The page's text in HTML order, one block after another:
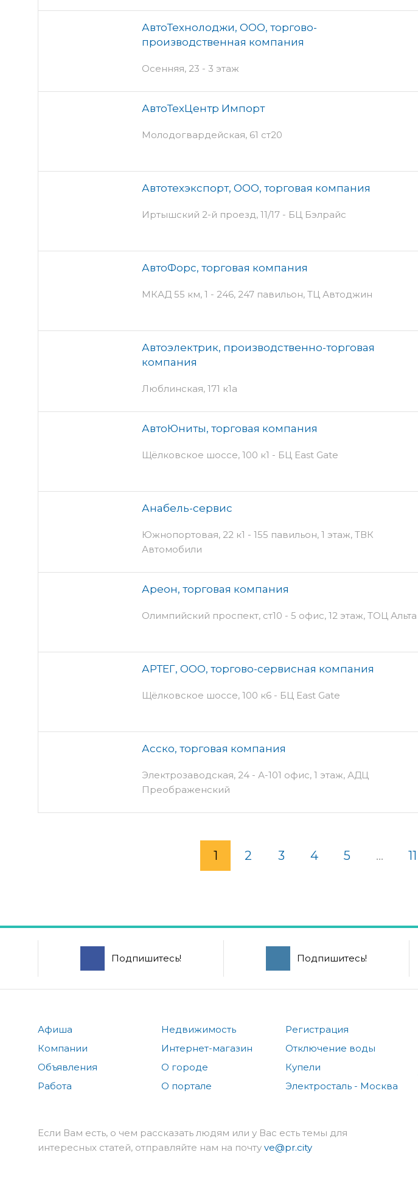
АвтоТехнолоджи, ООО, торгово-
производственная компания
Осенняя, 23 - 3 этаж
АвтоТехЦентр Импорт
Молодогвардейская, 61 ст20
Автотехэкспорт, ООО, торговая компания
Иртышский 2-й проезд, 11/17 - БЦ Бэлрайс
АвтоФорс, торговая компания
МКАД 55 км, 1 - 246, 247 павильон, ТЦ Автоджин
Автоэлектрик, производственно-торговая
компания
Люблинская, 171 к1а
АвтоЮниты, торговая компания
Щёлковское шоссе, 100 к1 - БЦ East Gate
Анабель-сервис
Южнопортовая, 22 к1 - 155 павильон, 1 этаж, ТВК
Автомобили
Ареон, торговая компания
Олимпийский проспект, ст10 - 5 офис, 12 этаж, ТОЦ Альта
АРТЕГ, ООО, торгово-сервисная компания
Щёлковское шоссе, 100 к6 - БЦ East Gate
Асско, торговая компания
Электрозаводская, 24 - А-101 офис, 1 этаж, АДЦ
Преображенский
1 2 3 4 5 ... 11
Подпишитесь! Подпишитесь!
Афиша
Компании
Объявления
Работа
Недвижимость
Интернет-магазин
О городе
О портале
Регистрация
Отключение воды
Купели
Электросталь - Москва
Если Вам есть, о чем рассказать людям или у Вас есть темы для
интересных статей, отправляйте нам на почту ve@pr.city